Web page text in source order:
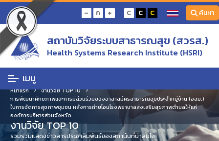
- ก + C C C ค้นหา
สถาบันวิจัยระบบสาธารณสุข (สวรส.)
Health Systems Research Institute (HSRI)
เมนู
หน้าแรก
งานวิจัย TOP 10
การพัฒนาศักยภาพและการมีส่วนร่วมของอาสาสมัครสาธารณสุขประจำหมู่บ้าน (อสม.)
ในการจัดการสุขภาพชุมชน หลังการถ่ายโอนโรงพยาบาลส่งเสริมสุขภาพตำบลให้แก่
องค์การบริหารส่วนจังหวัด
งานวิจัย TOP 10
รวมรวมแสดงข่าวสารประชาสัมพันธ์ของสถานับที่น่าสนใจ